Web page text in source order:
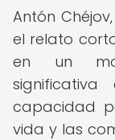
Antón
el relato
en un
capacidad
vida y las